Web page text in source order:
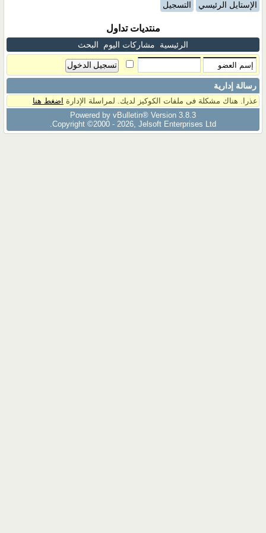
الإستايل الرئيسي التسجيل
منتديات تداول
الرئيسية مشاركات اليوم البحث
رسالة إدارية
عذرا. هناك مشكلة فى ملفات الكوكيز لديك. لمراسلة الإدارة اضغط هنا
Powered by vBulletin® Version 3.8.3
Copyright ©2000 - 2026, Jelsoft Enterprises Ltd.